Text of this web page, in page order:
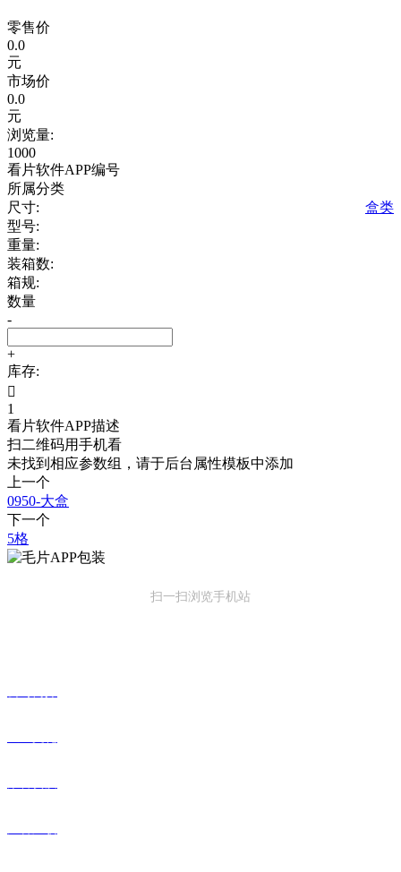
零售价
0.0
元
市场价
0.0
元
浏览量:
1000
看片软件APP编号
所属分类
盒类
尺寸:
型号:
重量:
装箱数:
箱规:
数量
-
+
库存:

1
看片软件APP描述
扫二维码用手机看
未找到相应参数组，请于后台属性模板中添加
上一个
0950-大盒
下一个
5格
扫一扫浏览手机站